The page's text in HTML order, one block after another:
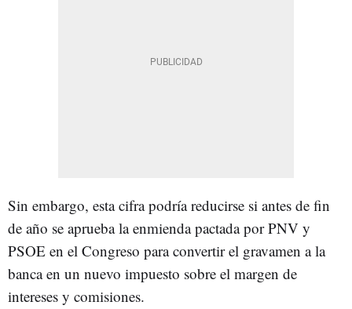
Sin embargo, esta cifra podría reducirse si antes de fin
de año se aprueba la enmienda pactada por PNV y
PSOE en el Congreso para convertir el gravamen a la
banca en un nuevo impuesto sobre el margen de
intereses y comisiones.